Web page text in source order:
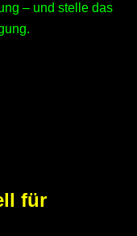
– und stelle das
für